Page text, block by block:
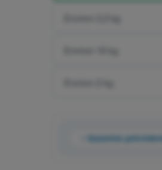
Question